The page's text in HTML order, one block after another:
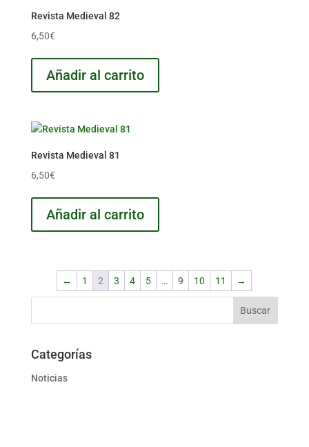
Revista Medieval 82
6,50€
Añadir al carrito
Revista Medieval 81
6,50€
Añadir al carrito
← 1 2 3 4 5 … 9 10 11 →
Categorías
Noticias